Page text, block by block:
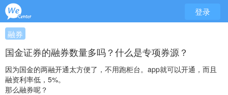
登录
融券
国金证券的融券数量多吗？什么是专项券源？
因为国金的两融开通太方便了，不用跑柜台。app就可以开通，而且
融资利率低，5%。
那么融券呢？